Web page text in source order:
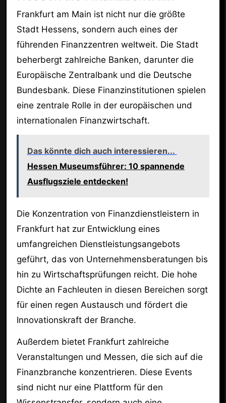
Frankfurt am Main ist nicht nur die größte
Stadt Hessens, sondern auch eines der
führenden Finanzzentren weltweit. Die Stadt
beherbergt zahlreiche Banken, darunter die
Europäische Zentralbank und die Deutsche
Bundesbank. Diese Finanzinstitutionen spielen
eine zentrale Rolle in der europäischen und
internationalen Finanzwirtschaft.
Das könnte dich auch interessieren...
Hessen Museumsführer: 10 spannende
Ausflugsziele entdecken!
Die Konzentration von Finanzdienstleistern in
Frankfurt hat zur Entwicklung eines
umfangreichen Dienstleistungsangebots
geführt, das von Unternehmensberatungen bis
hin zu Wirtschaftsprüfungen reicht. Die hohe
Dichte an Fachleuten in diesen Bereichen sorgt
für einen regen Austausch und fördert die
Innovationskraft der Branche.
Außerdem bietet Frankfurt zahlreiche
Veranstaltungen und Messen, die sich auf die
Finanzbranche konzentrieren. Diese Events
sind nicht nur eine Plattform für den